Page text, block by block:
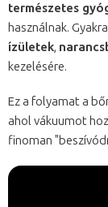
természetes
használnak.
ízületek,
kezelésére.
Ez a folyamat a
ahol vákuumot
finoman